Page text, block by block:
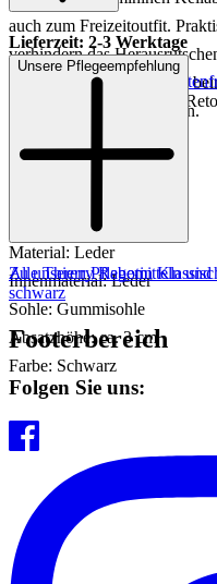
auch zum Freizeitoutfit.
verhindern das
besonders sicheres Gefühl
Rabotin Slipper für Damen.
Art.Nr.: 125002368404
Material: Leder
Innenmaterial: Leder
Sohle: Gummisohle
Absatzhöhe: ca. 3 cm
Farbe: Schwarz
Lieferzeit: 2-3 Werktage
Keine Versandkosten:
Einfache und Kostenlose
Unsere Pflegeempfehlung
Zu unseren Pflegemitteln
Alle Thierry Rabotin
schwarz
Footerbereich
Folgen Sie uns: